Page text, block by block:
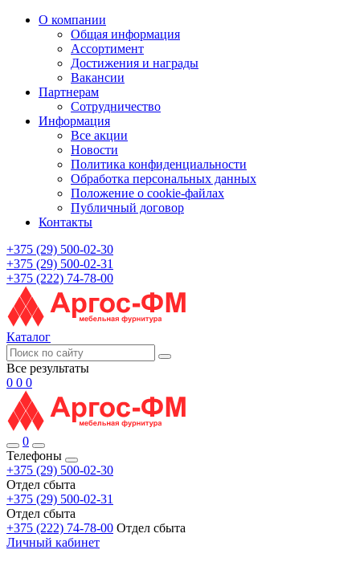
О компании
Общая информация
Ассортимент
Достижения и награды
Вакансии
Партнерам
Сотрудничество
Информация
Все акции
Новости
Политика конфиденциальности
Обработка персональных данных
Положение о cookie-файлах
Публичный договор
Контакты
+375 (29) 500-02-30
+375 (29) 500-02-31
+375 (222) 74-78-00
Каталог
Все результаты
0 0 0
0
Телефоны
+375 (29) 500-02-30
Отдел сбыта
+375 (29) 500-02-31
Отдел сбыта
+375 (222) 74-78-00 Отдел сбыта
Личный кабинет